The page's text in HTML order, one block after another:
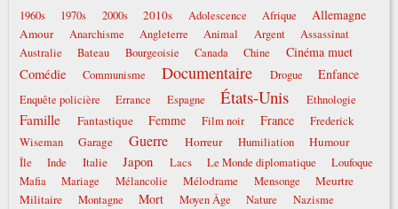
1960s 1970s 2000s 2010s Adolescence Afrique Allemagne
Amour Anarchisme Angleterre Animal Argent
Assassinat
Australie
Bateau Bourgeoisie Canada Chine Cinéma muet
Comédie Communisme Documentaire Drogue Enfance
Enquête policière Errance Espagne États-Unis Ethnologie
Famille Fantastique Femme Film noir France
Frederick
Wiseman
Garage Guerre Horreur Humiliation Humour
Île Inde Italie Japon Lacs Le Monde diplomatique
Loufoque
Mafia
Mariage Mélancolie Mélodrame Mensonge
Meurtre
Militaire
Montagne Mort Moyen Âge Nature
Nazisme